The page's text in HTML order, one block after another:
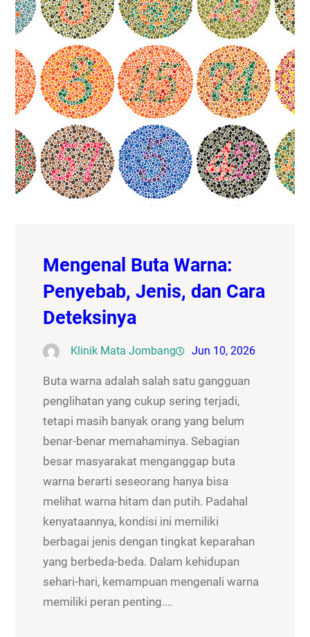
Mengenal Buta Warna:
Penyebab, Jenis, dan Cara
Deteksinya
Klinik Mata Jombang Jun 10, 2026
Buta warna adalah salah satu gangguan
penglihatan yang cukup sering terjadi,
tetapi masih banyak orang yang belum
benar-benar memahaminya. Sebagian
besar masyarakat menganggap buta
warna berarti seseorang hanya bisa
melihat warna hitam dan putih. Padahal
kenyataannya, kondisi ini memiliki
berbagai jenis dengan tingkat keparahan
yang berbeda-beda. Dalam kehidupan
sehari-hari, kemampuan mengenali warna
memiliki peran penting.…